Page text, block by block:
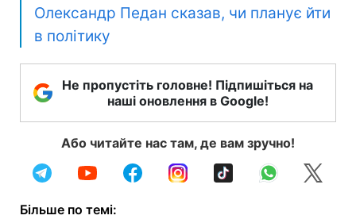
Олександр Педан сказав, чи планує йти
в політику
Не пропустіть головне! Підпишіться на
наші оновлення в Google!
Або читайте нас там, де вам зручно!
Більше по темі: